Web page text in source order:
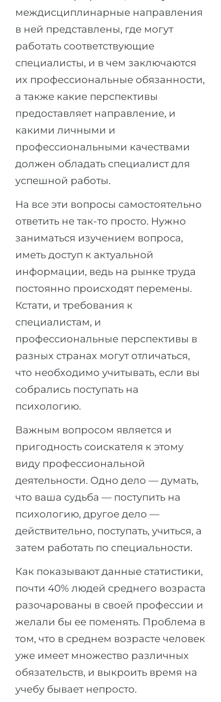
междисциплинарные направления
в ней представлены, где могут
работать соответствующие
специалисты, и в чем заключаются
их профессиональные обязанности,
а также какие перспективы
предоставляет направление, и
какими личными и
профессиональными качествами
должен обладать специалист для
успешной работы.
На все эти вопросы самостоятельно
ответить не так-то просто. Нужно
заниматься изучением вопроса,
иметь доступ к актуальной
информации, ведь на рынке труда
постоянно происходят перемены.
Кстати, и требования к
специалистам, и
профессиональные перспективы в
разных странах могут отличаться,
что необходимо учитывать, если вы
собрались поступать на
психологию.
Важным вопросом является и
пригодность соискателя к этому
виду профессиональной
деятельности. Одно дело — думать,
что ваша судьба — поступить на
психологию, другое дело —
действительно, поступать, учиться, а
затем работать по специальности.
Как показывают данные статистики,
почти 40% людей среднего возраста
разочарованы в своей профессии и
желали бы ее поменять. Проблема в
том, что в среднем возрасте человек
уже имеет множество различных
обязательств, и выкроить время на
учебу бывает непросто.